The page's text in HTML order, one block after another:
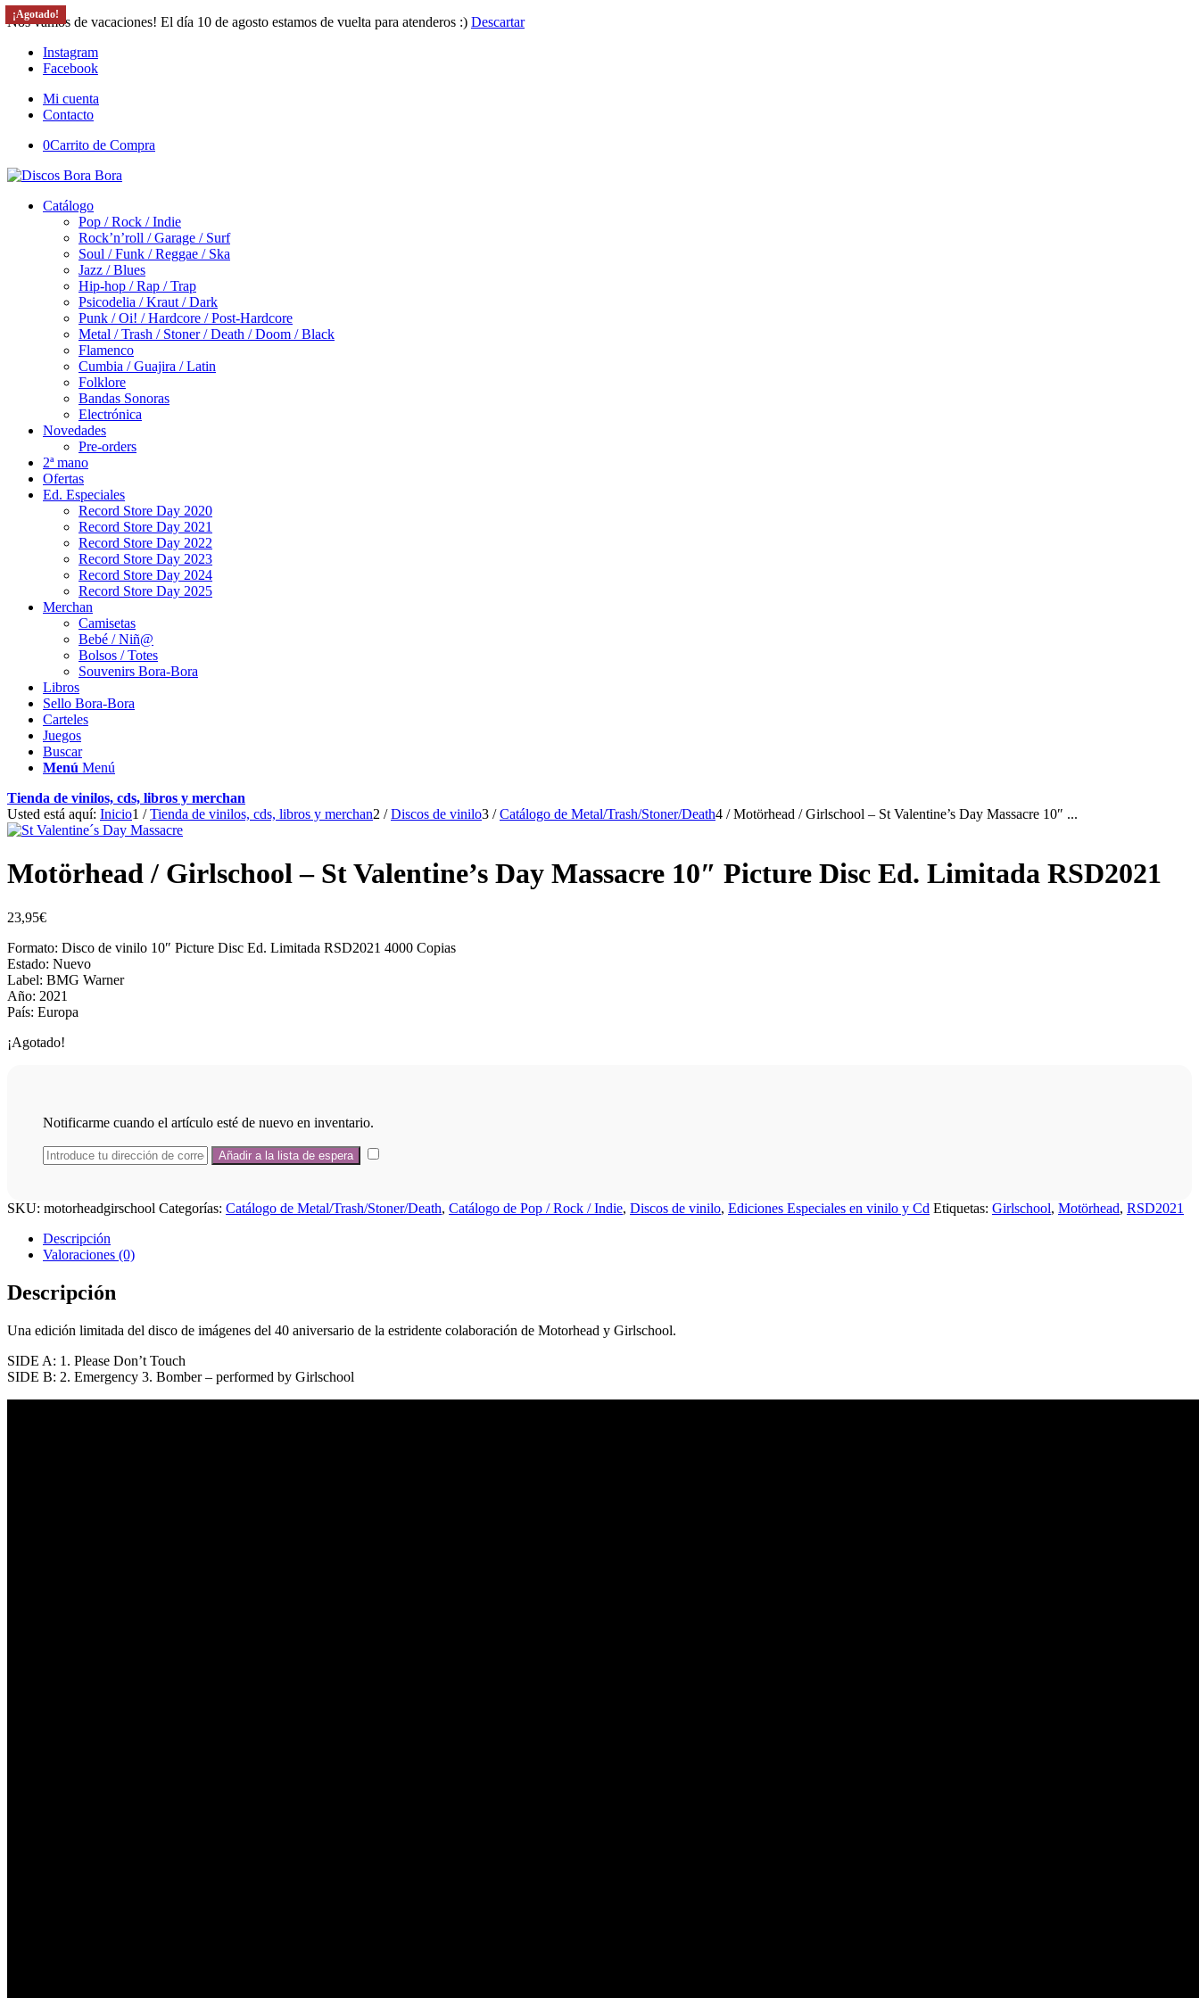
Nos vamos de vacaciones! El día 10 de agosto estamos de vuelta para atenderos :) Descartar
Instagram
Facebook
Mi cuenta
Contacto
0Carrito de Compra
Catálogo
Pop / Rock / Indie
Rock’n’roll / Garage / Surf
Soul / Funk / Reggae / Ska
Jazz / Blues
Hip-hop / Rap / Trap
Psicodelia / Kraut / Dark
Punk / Oi! / Hardcore / Post-Hardcore
Metal / Trash / Stoner / Death / Doom / Black
Flamenco
Cumbia / Guajira / Latin
Folklore
Bandas Sonoras
Electrónica
Novedades
Pre-orders
2ª mano
Ofertas
Ed. Especiales
Record Store Day 2020
Record Store Day 2021
Record Store Day 2022
Record Store Day 2023
Record Store Day 2024
Record Store Day 2025
Merchan
Camisetas
Bebé / Niñ@
Bolsos / Totes
Souvenirs Bora-Bora
Libros
Sello Bora-Bora
Carteles
Juegos
Buscar
Menú Menú
Tienda de vinilos, cds, libros y merchan
Usted está aquí: Inicio1 / Tienda de vinilos, cds, libros y merchan2 / Discos de vinilo3 / Catálogo de Metal/Trash/Stoner/Death4 / Motörhead / Girlschool – St Valentine’s Day Massacre 10″ ...
¡Agotado!
Motörhead / Girlschool – St Valentine’s Day Massacre 10″ Picture Disc Ed. Limitada RSD2021
23,95€
Formato: Disco de vinilo 10″ Picture Disc Ed. Limitada RSD2021 4000 Copias
Estado: Nuevo
Label: BMG Warner
Año: 2021
País: Europa
¡Agotado!
Notificarme cuando el artículo esté de nuevo en inventario.
SKU: motorheadgirschool Categorías: Catálogo de Metal/Trash/Stoner/Death, Catálogo de Pop / Rock / Indie, Discos de vinilo, Ediciones Especiales en vinilo y Cd Etiquetas: Girlschool, Motörhead, RSD2021
Descripción
Valoraciones (0)
Descripción
Una edición limitada del disco de imágenes del 40 aniversario de la estridente colaboración de Motorhead y Girlschool.
SIDE A: 1. Please Don’t Touch
SIDE B: 2. Emergency 3. Bomber – performed by Girlschool
¡Agotado!
¡Agotado!
¡Agotado!
¡Agotado!